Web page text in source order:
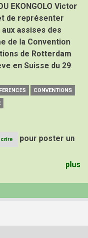
EKONGOLO Victor
de représenter
assises des
de la Convention
de Rotterdam
en Suisse du 29
CONVENTIONS
pour poster un
plus